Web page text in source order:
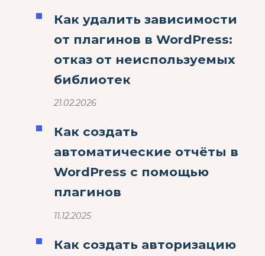
Как удалить зависимости
от плагинов в WordPress:
отказ от неиспользуемых
библиотек
21.02.2026
Как создать
автоматические отчёты в
WordPress с помощью
плагинов
11.12.2025
Как создать авторизацию